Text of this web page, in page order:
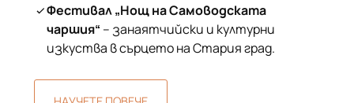
Фестивал „Нощ на Самоводската
чаршия“ – занаятчийски и културни
изкуства в сърцето на Стария град.